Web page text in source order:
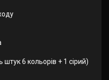
штук 6 кольорів + 1 сірий)